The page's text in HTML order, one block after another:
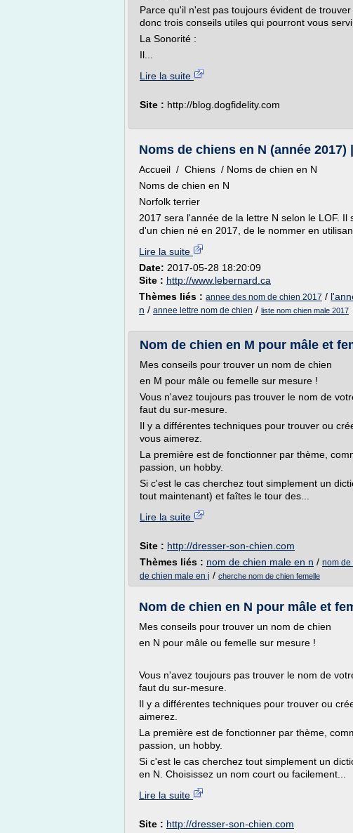
Parce qu'il n'est pas toujours évident de
donc trois conseils utiles qui pourront vous
La Sonorité :
Il...
Lire la suite
Site : http://blog.dogfidelity.com
Noms de chiens en N (année 2017)
Accueil / Chiens / Noms de chien en N
Noms de chien en N
Norfolk terrier
2017 sera l'année de la lettre N selon le LOF.
d'un chien né en 2017, de le nommer en
Lire la suite
Date: 2017-05-28 18:20:09
Site : http://www.lebernard.ca
Thèmes liés : annee des nom de chien 2017 /
n / annee lettre nom de chien / liste nom chien male 2017
Nom de chien en M pour mâle et
Mes conseils pour trouver un nom de chien
en M pour mâle ou femelle sur mesure !
Vous n'avez toujours pas trouver le nom de
faut du sur-mesure.
Il y a différentes techniques pour trouver ou
vous aimerez.
La première est de fonctionner par thème,
passion, un hobby.
Si c'est le cas cherchez tout simplement un
tout maintenant) et faîtes le tour des...
Lire la suite
Site : http://dresser-son-chien.com
Thèmes liés : nom de chien male en n / nom de
de chien male en j / cherche nom de chien femelle
Nom de chien en N pour mâle et
Mes conseils pour trouver un nom de chien
en N pour mâle ou femelle sur mesure !
Vous n'avez toujours pas trouver le nom de
faut du sur-mesure.
Il y a différentes techniques pour trouver ou
aimerez.
La première est de fonctionner par thème,
passion, un hobby.
Si c'est le cas cherchez tout simplement un
en N. Choisissez un nom court ou facilement...
Lire la suite
Site : http://dresser-son-chien.com